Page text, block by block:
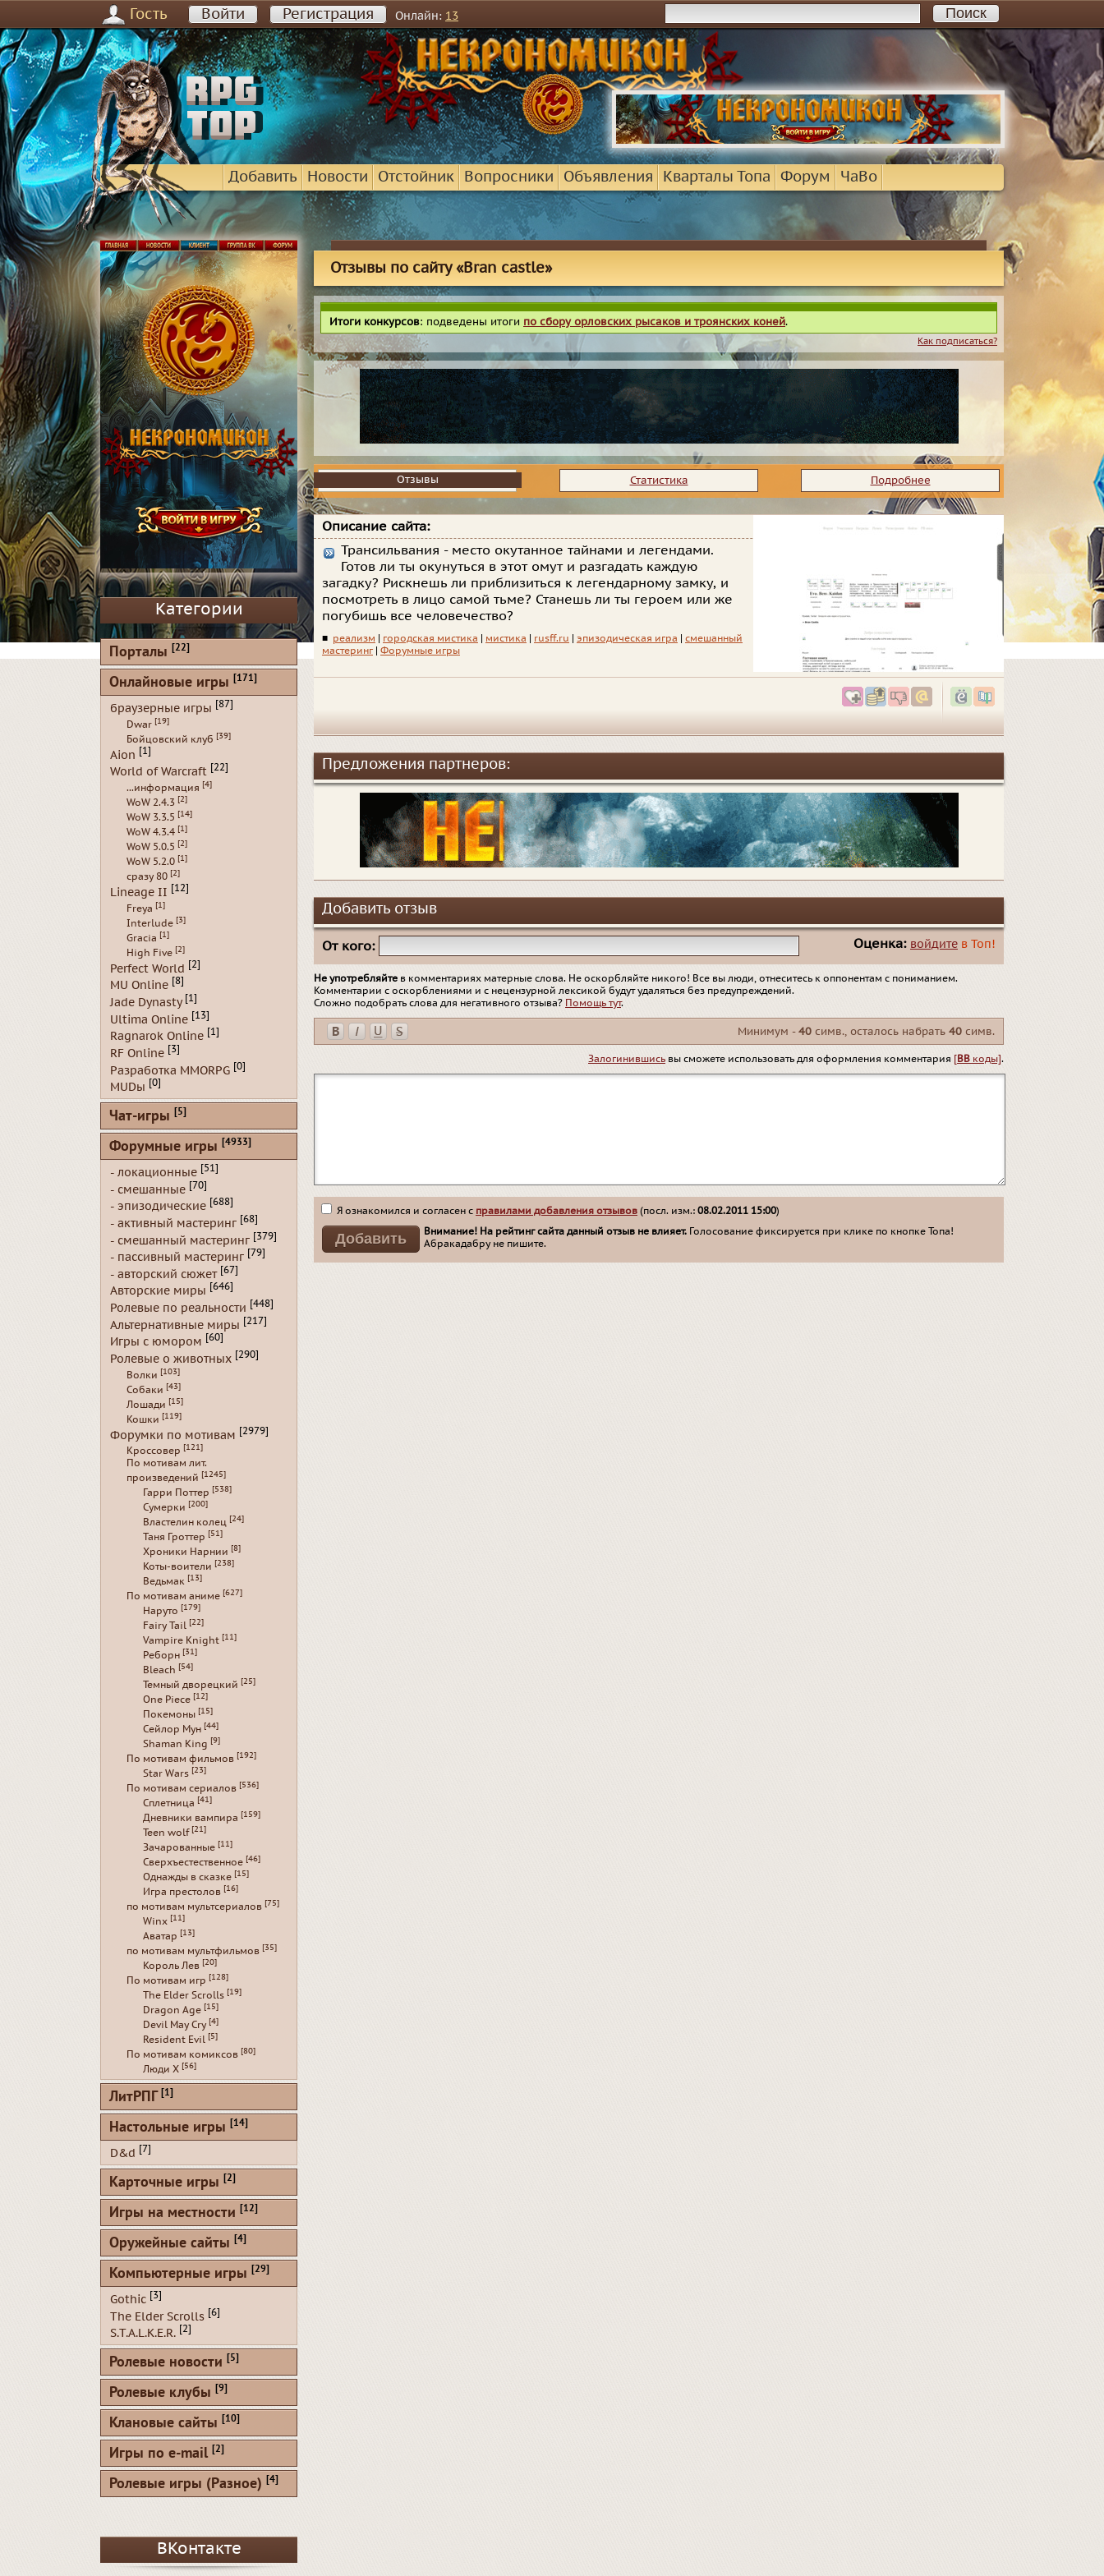
Гость Войти Регистрация Онлайн: 13
Добавить Новости Отстойник Вопросники Объявления Кварталы Топа Форум ЧаВо
Отзывы по сайту «Bran castle»
Итоги конкурсов: подведены итоги по сбору орловских рысаков и троянских коней.
Как подписаться?
Отзывы
Отзывы Статистика Подробнее
Описание сайта:
Трансильвания - место окутанное тайнами и легендами.
Готов ли ты окунуться в этот омут и разгадать каждую
загадку? Рискнешь ли приблизиться к легендарному замку, и
посмотреть в лицо самой тьме? Станешь ли ты героем или же
погубишь все человечество?
■ реализм городская мистика мистика rusff.ru эпизодическая игра
смешанный
мастеринг
Форумные игры
Предложения партнеров:
Добавить отзыв
От кого: Оценка: войдите в Топ!
Не употребляйте в комментариях матерные слова. Не оскорбляйте никого! Все вы люди, отнеситесь к оппонентам с пониманием.
Комментарии с оскорблениями и с нецензурной лексикой будут удаляться без предупреждений.
Сложно подобрать слова для негативного отзыва? Помощь тут.
Минимум -40 симв., осталось набрать 40 симв.
Залогинившись вы сможете использовать для оформления комментария [BB коды].
Я ознакомился и согласен с правилами добавления отзывов (посл. изм.: 08.02.2011 15:00)
Внимание! На рейтинг сайта данный отзыв не влияет. Голосование фиксируется при клике по кнопке Топа!
Абракадабру не пишите.
Категории
Порталы [22]
Онлайновые игры [171]
браузерные игры [87]
Dwar [19]
Бойцовский клуб [39]
Aion [1]
World of Warcraft [22]
...информация [4]
WoW 2.4.3 [2]
WoW 3.3.5 [14]
WoW 4.3.4 [1]
WoW 5.0.5 [2]
WoW 5.2.0 [1]
сразу 80 [2]
Lineage II [12]
Freya [1]
Interlude [3]
Gracia [1]
High Five [2]
Perfect World [2]
MU Online [8]
Jade Dynasty [1]
Ultima Online [13]
Ragnarok Online [1]
RF Online [3]
Разработка MMORPG [0]
MUDы [0]
Чат-игры [5]
Форумные игры [4933]
- локационные [51]
- смешанные [70]
- эпизодические [688]
- активный мастеринг [68]
- смешанный мастеринг [379]
- пассивный мастеринг [79]
- авторский сюжет [67]
Авторские миры [646]
Ролевые по реальности [448]
Альтернативные миры [217]
Игры с юмором [60]
Ролевые о животных [290]
Волки [103]
Собаки [43]
Лошади [15]
Кошки [119]
Форумки по мотивам [2979]
Кроссовер [121]
По мотивам лит.
произведений [1245]
Гарри Поттер [538]
Сумерки [200]
Властелин колец [24]
Таня Гроттер [51]
Хроники Нарнии [8]
Коты-воители [238]
Ведьмак [13]
По мотивам аниме [627]
Наруто [179]
Fairy Tail [22]
Vampire Knight [11]
Реборн [31]
Bleach [54]
Темный дворецкий [25]
One Piece [12]
Покемоны [15]
Сейлор Мун [44]
Shaman King [9]
По мотивам фильмов [192]
Star Wars [23]
По мотивам сериалов [536]
Сплетница [41]
Дневники вампира [159]
Teen wolf [21]
Зачарованные [11]
Сверхъестественное [46]
Однажды в сказке [15]
Игра престолов [16]
по мотивам мультсериалов [75]
Winx [11]
Аватар [13]
по мотивам мультфильмов [35]
Король Лев [20]
По мотивам игр [128]
The Elder Scrolls [19]
Dragon Age [15]
Devil May Cry [4]
Resident Evil [5]
По мотивам комиксов [80]
Люди Х [56]
ЛитРПГ [1]
Настольные игры [14]
D&d [7]
Карточные игры [2]
Игры на местности [12]
Оружейные сайты [4]
Компьютерные игры [29]
Gothic [3]
The Elder Scrolls [6]
S.T.A.L.K.E.R. [2]
Ролевые новости [5]
Ролевые клубы [9]
Клановые сайты [10]
Игры по e-mail [2]
Ролевые игры (Разное) [4]
ВКонтакте